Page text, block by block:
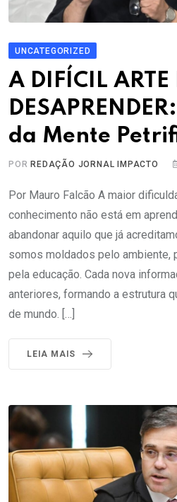
UNCATEGORIZED
A DIFÍCIL ARTE
da Mente
POR REDAÇÃO JORNAL IMPACTO
Por Mauro Falcão A maior
conhecimento não está em
abandonar aquilo que já
somos moldados pelo ambiente,
pela educação. Cada nova
anteriores, formando a estrutura
de mundo. […]
LEIA MAIS